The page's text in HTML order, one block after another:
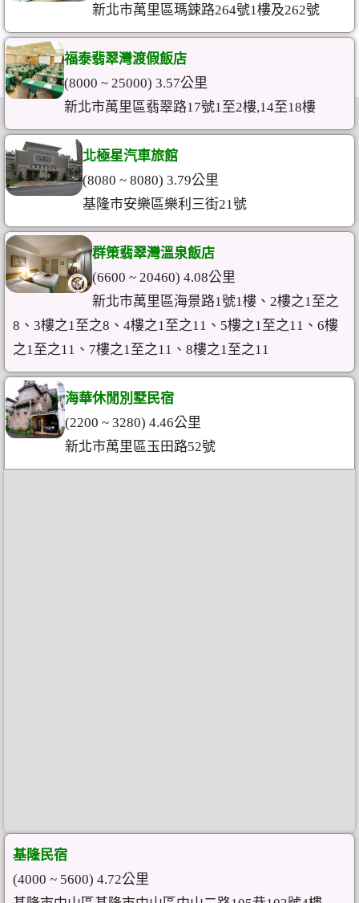
新北市萬里區瑪鋉路264號1樓及262號
福泰翡翠灣渡假飯店
(8000 ~ 25000) 3.57公里
新北市萬里區翡翠路17號1至2樓,14至18樓
北極星汽車旅館
(8080 ~ 8080) 3.79公里
基隆市安樂區樂利三街21號
群策翡翠灣溫泉飯店
(6600 ~ 20460) 4.08公里
新北市萬里區海景路1號1樓、2樓之1至之
8、3樓之1至之8、4樓之1至之11、5樓之1至之11、6樓
之1至之11、7樓之1至之11、8樓之1至之11
海華休閒別墅民宿
(2200 ~ 3280) 4.46公里
新北市萬里區玉田路52號
基隆民宿
(4000 ~ 5600) 4.72公里